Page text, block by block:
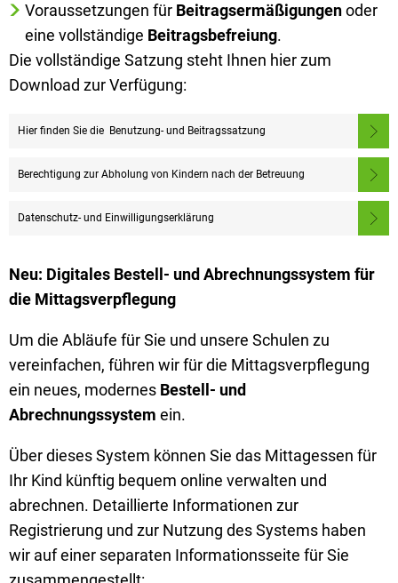
Voraussetzungen für Beitragsermäßigungenoder
eine vollständige Beitragsbefreiung.
Die vollständige Satzung steht Ihnen hier zum
Download zur Verfügung:
Hier finden Sie die Benutzung- und Beitragssatzung
Berechtigung zur Abholung von Kindern nach der Betreuung
Datenschutz- und Einwilligungserklärung
Neu: Digitales Bestell- und Abrechnungssystem für
die Mittagsverpflegung
Um die Abläufe für Sie und unsere Schulen zu
vereinfachen, führen wir für die Mittagsverpflegung
ein neues, modernes Bestell- und
Abrechnungssystem ein.
Über dieses System können Sie das Mittagessen für
Ihr Kind künftig bequem online verwalten und
abrechnen. Detaillierte Informationen zur
Registrierung und zur Nutzung des Systems haben
wir auf einer separaten Informationsseite für Sie